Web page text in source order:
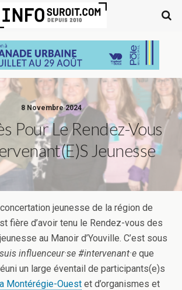
8 Novembre 2024
Pour Le Rendez-Vous
Jeunesse
jeunesse de la région de
fière d’avoir tenu le Rendez-vous des
au Manoir d’Youville. C’est sous
influenceur·se #intervenant·eque
un large éventail de participants(e)s
Montérégie-Ouestet d’organismes et